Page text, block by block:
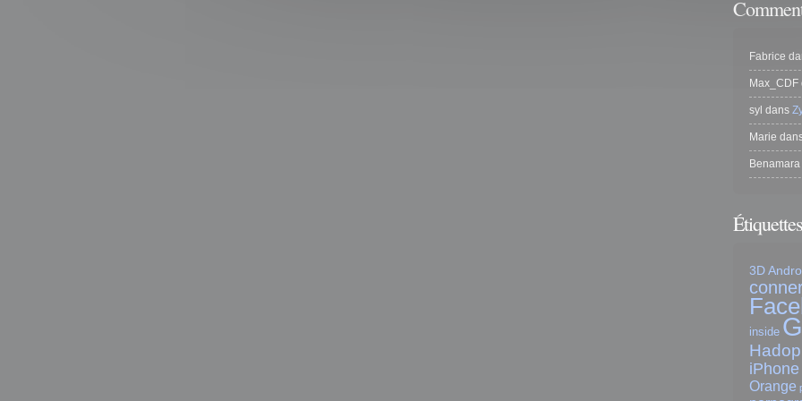
Fabrice
Max_CDF
syl dans
Marie
Benamara
Étiquettes
3D
inside
iPhone
Orange